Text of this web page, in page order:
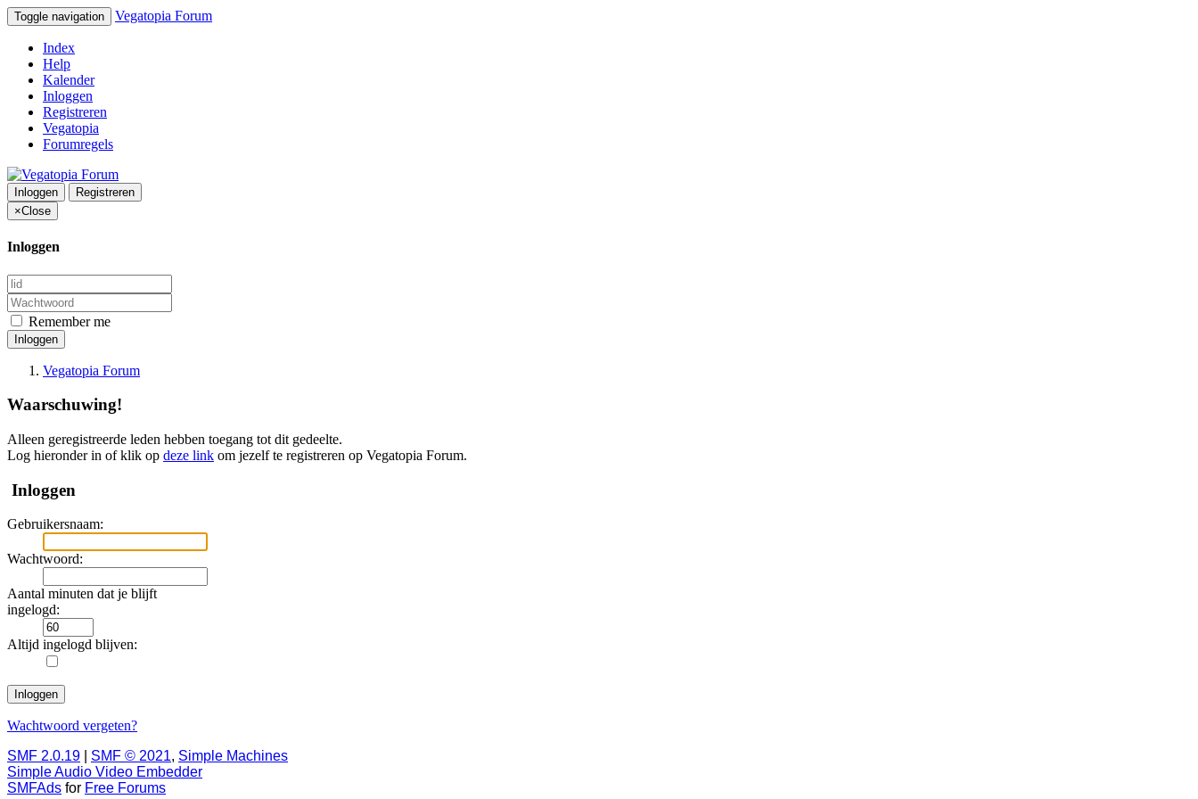
Toggle navigation Vegatopia Forum
Index
Help
Kalender
Inloggen
Registreren
Vegatopia
Forumregels
Inloggen
Registreren
×Close
Inloggen
Remember me
Inloggen
Vegatopia Forum
Waarschuwing!
Alleen geregistreerde leden hebben toegang tot dit gedeelte.
Log hieronder in of klik op deze link om jezelf te registreren op Vegatopia Forum.
Inloggen
Gebruikersnaam:
Wachtwoord:
Aantal minuten dat je blijft
ingelogd:
Altijd ingelogd blijven:
Wachtwoord vergeten?
SMF 2.0.19
SMF © 2021, Simple Machines
Simple Audio Video Embedder
SMFAds for Free Forums